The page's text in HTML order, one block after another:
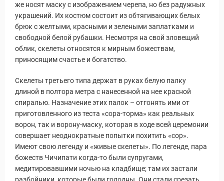
же носят маску с изображением черепа, но без радужных
украшений. Их костюм состоит из обтягивающих белых
брюк с желтыми, красными и зелеными заплатками и
свободной белой рубашки. Несмотря на свой зловещий
облик, скелеты относятся к мирным божествам,
приносящим счастье и богатство.
Скелеты третьего типа держат в руках белую палку
длиной в полтора метра с нанесенной на нее красной
спиралью. Назначение этих палок – отгонять ими от
приготовленного из теста «сора-торма» как реальных
ворон, так и ворону-маску, которая в ходе всей церемонии
совершает неоднократные попытки похитить «сор».
Имеют свою легенду и «живые скелеты». По легенде, пара
божеств Чичипати когда-то были супругами,
медитировавшими ночью на кладбище; там их застали